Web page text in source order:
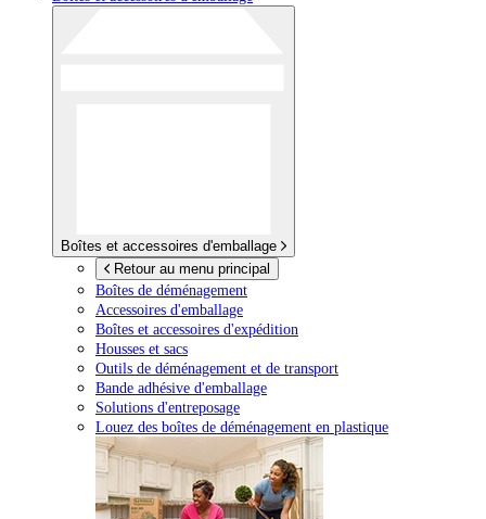
Boîtes et accessoires d'emballage
Retour au menu principal
Boîtes de déménagement
Accessoires d'emballage
Boîtes et accessoires d'expédition
Housses et sacs
Outils de déménagement et de transport
Bande adhésive d'emballage
Solutions d'entreposage
Louez des boîtes de déménagement en plastique